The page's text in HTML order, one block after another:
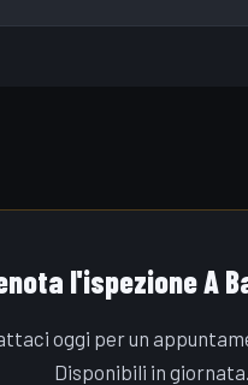
l'ispezione A
oggi per un
Disponibili in giornata.